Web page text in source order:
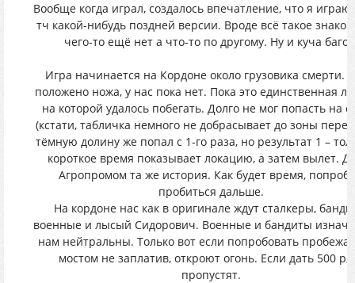
Вообще когда играл, создалось впечатление, что я играю
тч какой-нибудь поздней версии. Вроде всё такое
чего-то ещё нет а что-то по другому. Ну и куча
Игра начинается на Кордоне около грузовика смерти.
положено ножа, у нас пока нет. Пока это единственная
на которой удалось побегать. Долго не мог попасть на
(кстати, табличка немного не добрасывает до зоны
тёмную долину же попал с 1-го раза, но результат 1 –
короткое время показывает локацию, а затем вылет.
Агропромом та же история. Как будет время,
пробиться дальше.
На кордоне нас как в оригинале ждут сталкеры,
военные и лысый Сидорович. Военные и бандиты
нам нейтральны. Только вот если попробовать
мостом не заплатив, откроют огонь. Если дать 500 р,
пропустят.